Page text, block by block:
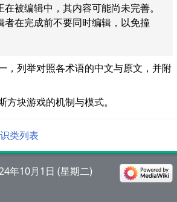
在被编辑中，其内容可能尚未完善。
者在完成前不要同时编辑，以免撞
，列举对照各术语的中文与原文，并附
块游戏的机制与模式。
类列表
年10月1日 (星期二)